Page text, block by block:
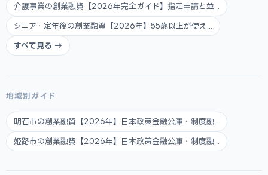
介護事業の創業融資【2026年完全ガイド】指定申請と並...
シニア・定年後の創業融資【2026年】55歳以上が使え...
すべて見る →
地域別ガイド
明石市の創業融資【2026年】日本政策金融公庫・制度融...
姫路市の創業融資【2026年】日本政策金融公庫・制度融...